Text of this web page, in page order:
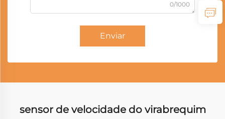
0/1000
Enviar
sensor de velocidade do virabrequim